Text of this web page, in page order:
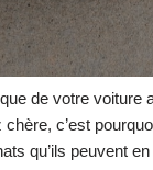
de votre voiture
c’est
qu’ils peuvent